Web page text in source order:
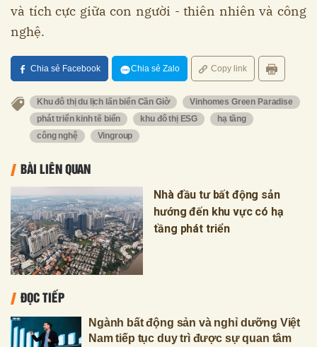
và tích cực giữa con người - thiên nhiên và công
nghệ.
Chia sẻ Facebook Chia sẻ Zalo Copy link
Khu đô thị du lịch lấn biển Cần Giờ
Vinhomes Green Paradise
phát triển kinh tế biển
khu đô thị ESG
hạ tầng
công nghệ
Vingroup
BÀI LIÊN QUAN
Nhà đầu tư bất động sản
hướng đến khu vực có hạ
tầng phát triển
ĐỌC TIẾP
Ngành bất động sản và nghỉ dưỡng Việt
Nam tiếp tục duy trì được sự quan tâm